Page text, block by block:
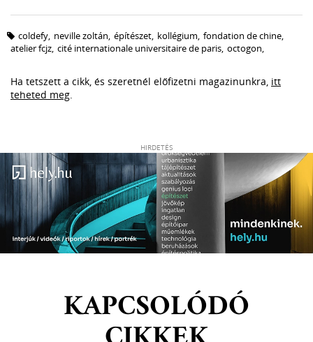
coldefy, neville zoltán, építészet, kollégium, fondation de chine,
atelier fcjz, cité internationale universitaire de paris, octogon,
Ha tetszett a cikk, és szeretnél előfizetni magazinunkra, itt
teheted meg.
HIRDETÉS
KAPCSOLÓDÓ